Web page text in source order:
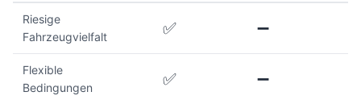
Riesige
Fahrzeugvielfalt
✅ ➖
Flexible
Bedingungen
✅ ➖